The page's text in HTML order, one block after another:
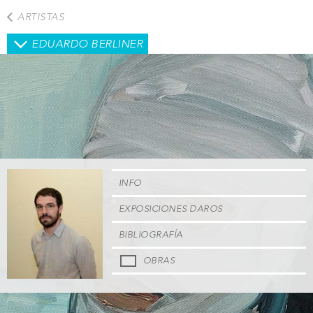
contenido
principal
ARTISTAS
EDUARDO BERLINER
INFO
EXPOSICIONES DAROS
BIBLIOGRAFÍA
OBRAS